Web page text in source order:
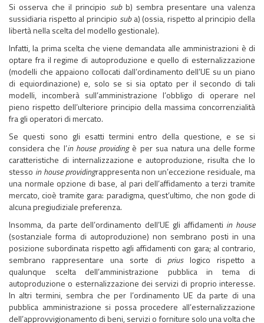
Si osserva che il principio subb) sembra presentare una valenza
sussidiaria rispetto al principio suba) (ossia, rispetto al principio della
libertà nella scelta del modello gestionale).
Infatti, la prima scelta che viene demandata alle amministrazioni è di
optare fra il regime di autoproduzione e quello di esternalizzazione
(modelli che appaiono collocati dall’ordinamento dell’UE su un piano
di equiordinazione) e, solo se si sia optato per il secondo di tali
modelli, incomberà sull’amministrazione l’obbligo di operare nel
pieno rispetto dell’ulteriore principio della massima concorrenzialità
fra gli operatori di mercato.
Se questi sono gli esatti termini entro della questione, e se si
considera che l’in house providing è per sua natura una delle forme
caratteristiche di internalizzazione e autoproduzione, risulta che lo
stesso in house providingrappresenta non un’eccezione residuale, ma
una normale opzione di base, al pari dell’affidamento a terzi tramite
mercato, cioè tramite gara: paradigma, quest’ultimo, che non gode di
alcuna pregiudiziale preferenza.
Insomma, da parte dell’ordinamento dell’UE gli affidamenti in house
(sostanziale forma di autoproduzione) non sembrano posti in una
posizione subordinata rispetto agli affidamenti con gara; al contrario,
sembrano rappresentare una sorte di priuslogico rispetto a
qualunque scelta dell’amministrazione pubblica in tema di
autoproduzione o esternalizzazione dei servizi di proprio interesse.
In altri termini, sembra che per l’ordinamento UE da parte di una
pubblica amministrazione si possa procedere all’esternalizzazione
dell’approvvigionamento di beni, servizi o forniture solo una volta che